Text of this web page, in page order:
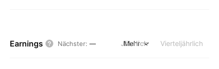
Earnings Nächster: — Jährlich Vierteljährlich
Mehr